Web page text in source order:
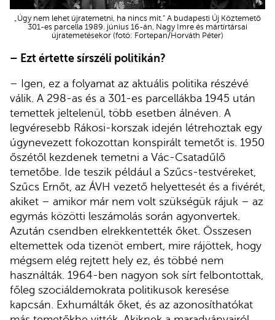
„Úgy nem lehet újratemetni, ha nincs mit.” A budapesti Új Köztemető
301-es parcella 1989. június 16-án, Nagy Imre és mártírtársai
újratemetésekor (fotó: Fortepan/Horváth Péter)
– Ezt értette sírszéli politikán?
– Igen, ez a folyamat az aktuális politika részévé
válik. A 298-as és a 301-es parcellákba 1945 után
temettek jeltelenül, több esetben álnéven. A
legvéresebb Rákosi-korszak idején létrehoztak egy
úgynevezett fokozottan konspirált temetőt is. 1950
őszétől kezdenek temetni a Vác-Csatadűlő
temetőbe. Ide teszik például a Szűcs-testvéreket,
Szűcs Ernőt, az ÁVH vezető helyettesét és a fivérét,
akiket – amikor már nem volt szükségük rájuk – az
egymás közötti leszámolás során agyonvertek.
Azután csendben elrekkentették őket. Összesen
eltemettek oda tizenöt embert, mire rájöttek, hogy
mégsem elég rejtett hely ez, és többé nem
használták. 1964-ben nagyon sok sírt felbontottak,
főleg szociáldemokrata politikusok keresése
kapcsán. Exhumálták őket, és az azonosíthatókat